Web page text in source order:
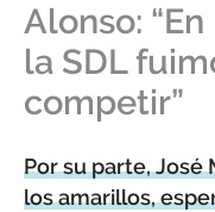
Alonso:
la SDL
competir”
Por su parte, José
los amarillos,